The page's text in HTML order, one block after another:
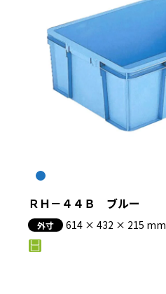
ＲＨ－４４Ｂ ブルー
外寸 614 × 432 × 215 mm